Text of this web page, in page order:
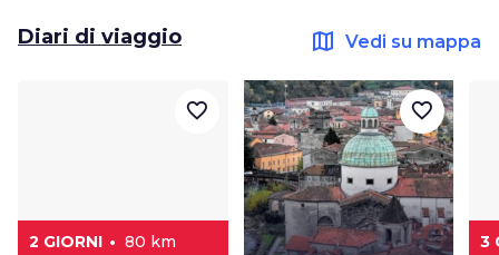
Diari di viaggio map Vedi su mappa
2 GIORNI 80 km
favorite_border favorite_border
3